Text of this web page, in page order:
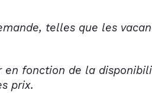
telles que les
fonction de la
prix.